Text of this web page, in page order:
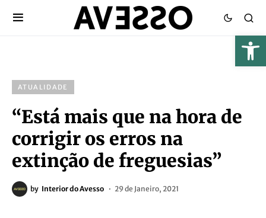
ATUALIDADE
“Está mais que na hora de
corrigir os erros na
extinção de freguesias”
by Interior do Avesso 29 de Janeiro, 2021